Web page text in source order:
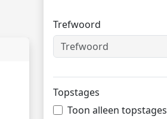
Trefwoord
Topstages
Toon alleen topstages